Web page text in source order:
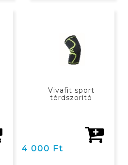
Vivafit sport
térdszorító
4 000 Ft